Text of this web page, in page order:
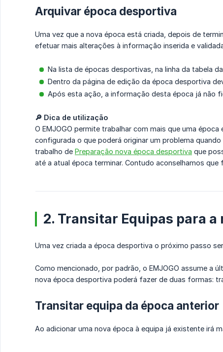
Arquivar época desportiva
Uma vez que a nova época está criada, depois de
efetuar mais alterações à informação inserida e
Na lista de épocas desportivas, na linha da tabela
Dentro da página de edição da época desportiva
Após esta ação, a informação desta época já não
🔎 Dica de utilização
O EMJOGO permite trabalhar com mais que uma
configurada o que poderá originar um problema
trabalho de Preparação nova época desportiva que
até a atual época terminar. Contudo aconselhamos
2. Transitar Equipas para a
Uma vez criada a época desportiva o próximo passo
Como mencionado, por padrão, o EMJOGO assume a
nova época desportiva poderá fazer de duas formas:
Transitar equipa da época anterior
Ao adicionar uma nova época à equipa já existente irá